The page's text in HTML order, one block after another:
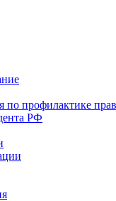
по профилактике
РФ